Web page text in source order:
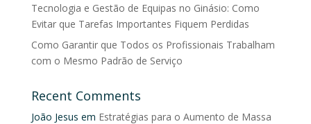
Tecnologia e Gestão de Equipas no Ginásio: Como
Evitar que Tarefas Importantes Fiquem Perdidas
Como Garantir que Todos os Profissionais Trabalham
com o Mesmo Padrão de Serviço
Recent Comments
João Jesus em Estratégias para o Aumento de Massa